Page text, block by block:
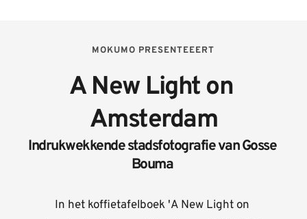
MOKUMO PRESENTEEERT
A New Light on
Amsterdam
Indrukwekkende stadsfotografie van Gosse
Bouma
In het koffietafelboek 'A New Light on